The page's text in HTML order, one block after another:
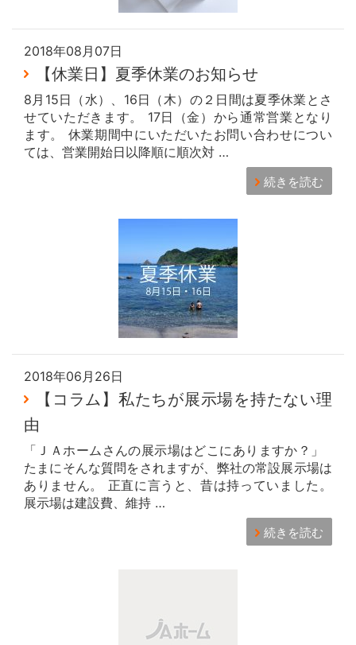
2018年08月07日
【休業日】夏季休業のお知らせ
8月15日（水）、16日（木）の２日間は夏季休業とさ
せていただきます。 17日（金）から通常営業となり
ます。 休業期間中にいただいたお問い合わせについ
ては、営業開始日以降順に順次対 …
続きを読む
2018年06月26日
【コラム】私たちが展示場を持たない理
由
「ＪＡホームさんの展示場はどこにありますか？」
たまにそんな質問をされますが、弊社の常設展示場は
ありません。 正直に言うと、昔は持っていました。
展示場は建設費、維持 …
続きを読む